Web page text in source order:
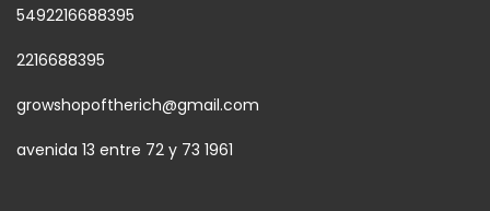
5492216688395
2216688395
growshopoftherich@gmail.com
avenida 13 entre 72 y 73 1961